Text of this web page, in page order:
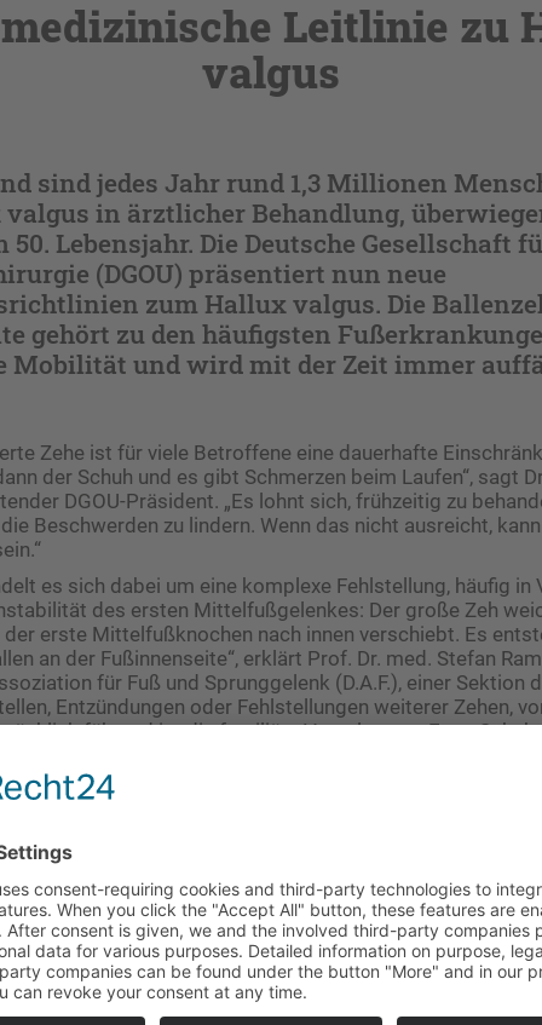
Leitlinie zu
valgus
sind jedes Jahr rund 1,3 Millionen
in ärztlicher Behandlung,
50. Lebensjahr. Die Deutsche Gesellschaft
(DGOU) präsentiert nun neue
zum Hallux valgus. Die
gehört zu den häufigsten
Mobilität und wird mit der Zeit immer
Zehe ist für viele Betroffene eine dauerhafte
der Schuh und es gibt Schmerzen beim Laufen“, sagt
DGOU-Präsident. „Es lohnt sich, frühzeitig zu
Beschwerden zu lindern. Wenn das nicht ausreicht,
es sich dabei um eine komplexe Fehlstellung, häufig in
des ersten Mittelfußgelenkes: Der große Zeh
der erste Mittelfußknochen nach innen verschiebt. Es
an der Fußinnenseite“, erklärt Prof. Dr. med. Stefan
für Fuß und Sprunggelenk (D.A.F.), einer Sektion
Entzündungen oder Fehlstellungen weiterer Zehen,
führend ist die familiäre Veranlagung. Enge
S2e-Leitlinie zeigt, wie die Fehlstellung heute
Beschwerden lindern und den Fuß entlasten, erst bei
Eine wichtige Neuerung der Leitlinie ist die
wird nur noch zwischen „leicht bis moderat“ und
erleichtert die Therapieentscheidung und sorgt für mehr
zunächst nicht-operative Möglichkeiten auszuschöpfen.
die Fehlstellung zwar nicht korrigieren, lindern aber
die Beweglichkeit.